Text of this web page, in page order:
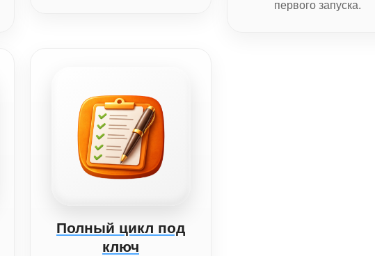
первого запуска.
Полный цикл под
ключ